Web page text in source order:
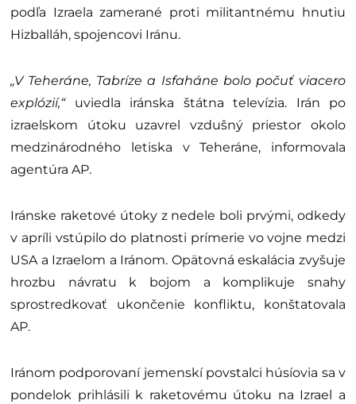
podľa Izraela zamerané proti militantnému hnutiu
Hizballáh, spojencovi Iránu.
„V Teheráne, Tabríze a Isfaháne bolo počuť viacero
explózií,“uviedla iránska štátna televízia. Irán po
izraelskom útoku uzavrel vzdušný priestor okolo
medzinárodného letiska v Teheráne, informovala
agentúra AP.
Iránske raketové útoky z nedele boli prvými, odkedy
v apríli vstúpilo do platnosti prímerie vo vojne medzi
USA a Izraelom a Iránom. Opätovná eskalácia zvyšuje
hrozbu návratu k bojom a komplikuje snahy
sprostredkovať ukončenie konfliktu, konštatovala
AP.
Iránom podporovaní jemenskí povstalci húsíovia sa v
pondelok prihlásili k raketovému útoku na Izrael a